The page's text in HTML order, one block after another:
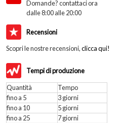
Domande? contattaci ora
dalle 8:00 alle 20:00
Recensioni
Scopri le nostre recensioni,clicca qui!
Tempi di produzione
Quantità
Tempo
fino a 5
3 giorni
fino a 10
5 giorni
fino a 25
7 giorni